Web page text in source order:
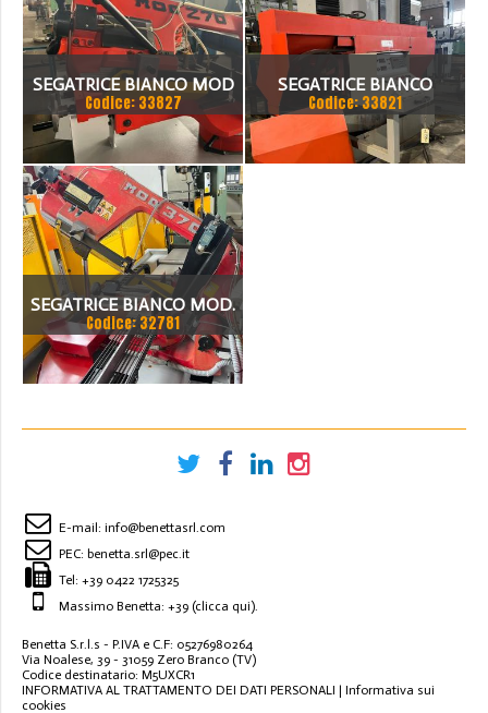
SA DV
SEGATRICE BIANCO MOD
270 MAN
Codice: 33827
SEGATRICE BIANCO
Codice: 33821
SEGATRICE BIANCO MOD.
370 A
Codice: 32781
E-mail: info@benettasrl.com
PEC: benetta.srl@pec.it
Tel: +39 0422 1725325
Massimo Benetta: +39 (clicca qui).
Benetta S.r.l.s - P.IVA e C.F: 05276980264
Via Noalese, 39 - 31059 Zero Branco (TV)
Codice destinatario: M5UXCR1
INFORMATIVA AL TRATTAMENTO DEI DATI PERSONALI | Informativa sui
cookies